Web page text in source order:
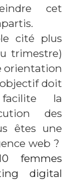
cet
cité plus
trimestre)
orientation
doit
la
des
êtes une
web ?
femmes
digital